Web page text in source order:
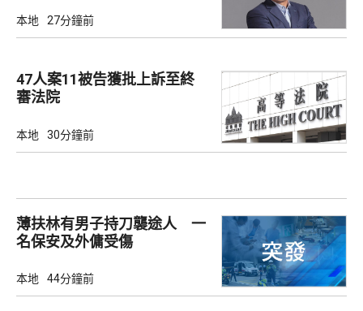
本地 27分鐘前
47人案11被告獲批上訴至終
審法院
本地 30分鐘前
薄扶林有男子持刀襲途人 一
名保安及外傭受傷
本地 44分鐘前